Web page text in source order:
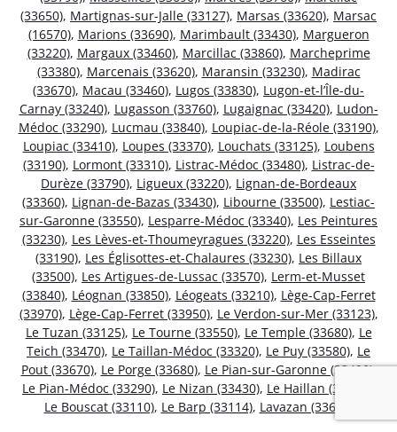
(33650), Martignas-sur-Jalle (33127), Marsas (33620), Marsac
(16570), Marions (33690), Marimbault (33430), Margueron
(33220), Margaux (33460), Marcillac (33860), Marcheprime
(33380), Marcenais (33620), Maransin (33230), Madirac
(33670), Macau (33460), Lugos (33830), Lugon-et-l’Île-du-
Carnay (33240), Lugasson (33760), Lugaignac (33420), Ludon-
Médoc (33290), Lucmau (33840), Loupiac-de-la-Réole (33190),
Loupiac (33410), Loupes (33370), Louchats (33125), Loubens
(33190), Lormont (33310), Listrac-Médoc (33480), Listrac-de-
Durèze (33790), Ligueux (33220), Lignan-de-Bordeaux
(33360), Lignan-de-Bazas (33430), Libourne (33500), Lestiac-
sur-Garonne (33550), Lesparre-Médoc (33340), Les Peintures
(33230), Les Lèves-et-Thoumeyragues (33220), Les Esseintes
(33190), Les Églisottes-et-Chalaures (33230), Les Billaux
(33500), Les Artigues-de-Lussac (33570), Lerm-et-Musset
(33840), Léognan (33850), Léogeats (33210), Lège-Cap-Ferret
(33970), Lège-Cap-Ferret (33950), Le Verdon-sur-Mer (33123),
Le Tuzan (33125), Le Tourne (33550), Le Temple (33680), Le
Teich (33470), Le Taillan-Médoc (33320), Le Puy (33580), Le
Pout (33670), Le Porge (33680), Le Pian-sur-Garonne (33490),
Le Pian-Médoc (33290), Le Nizan (33430), Le Haillan (33185)
Le Bouscat (33110), Le Barp (33114), Lavazan (33690)